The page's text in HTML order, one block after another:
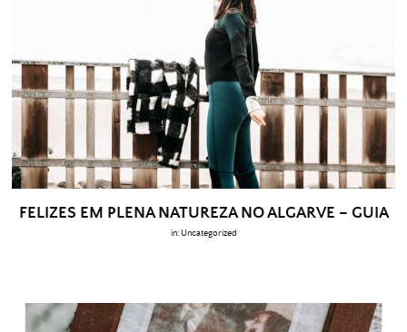
FELIZES EM PLENA NATUREZA NO ALGARVE – GUIA
in: Uncategorized